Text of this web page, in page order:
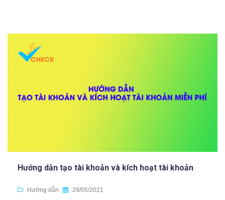
Hướng dẫn tạo tài khoản và kích hoạt tài khoản
Hướng dẫn 29/05/2021